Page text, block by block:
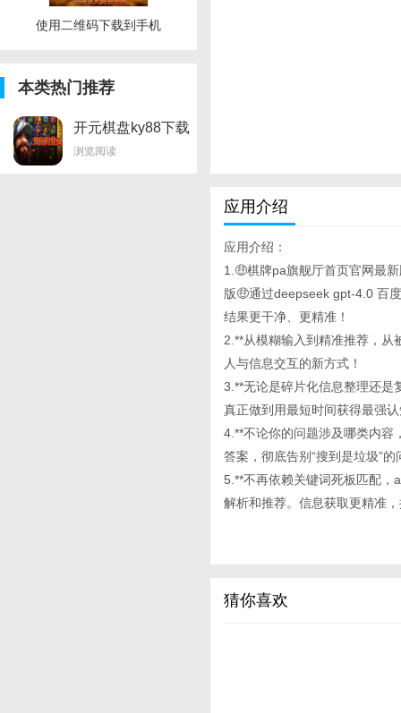
使用二维码下载到手机
本类热门推荐
开元棋盘ky88下载
地址
浏览阅读
应用介绍
应用介绍：
1.🤑棋牌pa旗舰厅首页官网最
版🤑通过deepseek gpt-4.0 百
结果更干净、更精准！
2.**从模糊输入到精准推荐，
人与信息交互的新方式！
3.**无论是碎片化信息整理还是
真正做到用最短时间获得最强
4.**不论你的问题涉及哪类内容
答案，彻底告别“搜到是垃圾”的
5.**不再依赖关键词死板匹配，
解析和推荐。信息获取更精准
猜你喜欢